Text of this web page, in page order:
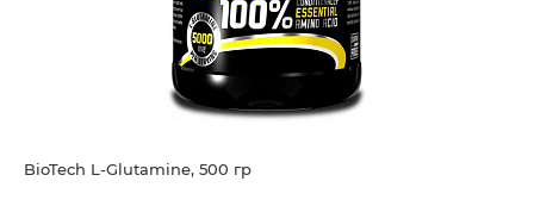
BioTech L-Glutamine, 500 гр